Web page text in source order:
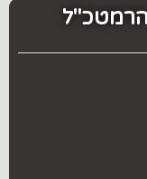
הרמטכ"ל